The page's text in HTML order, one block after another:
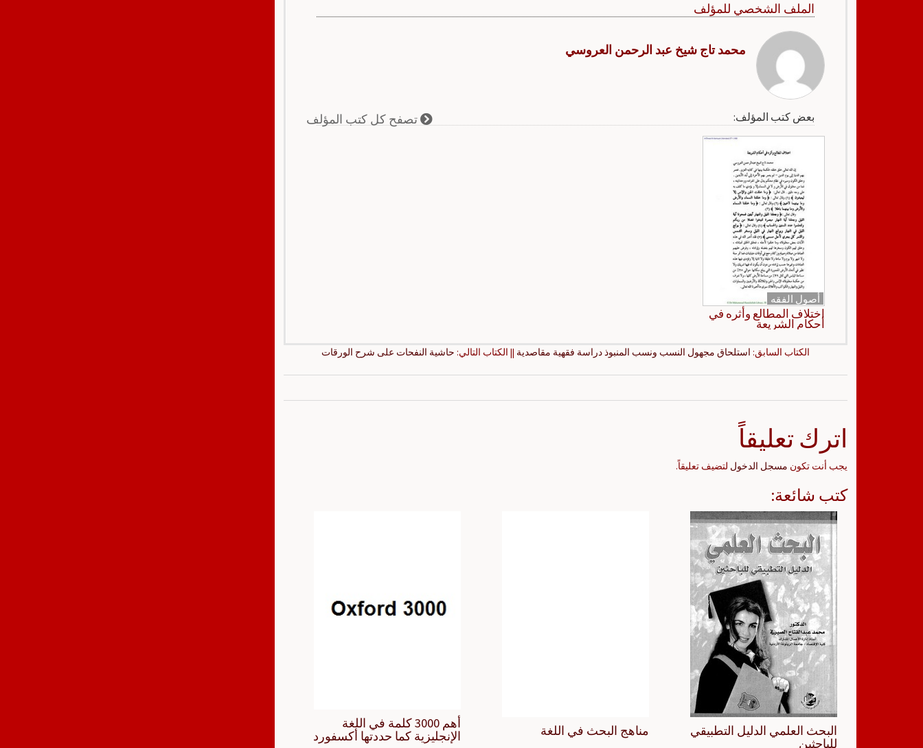
الملف الشخصي للمؤلف
محمد تاج شيخ عبد الرحمن العروسي
بعض كتب المؤلف: تصفح كل كتب المؤلف
أصول الفقه
اختلاف المطالع وأثره في
أحكام الشريعة
الكتاب السابق: استلحاق مجهول النسب ونسب المنبوذ دراسة فقهية مقاصدية || الكتاب التالي: حاشية النفحات على شرح الورقات
اترك تعليقاً
يجب أنت تكون مسجل الدخول لتضيف تعليقاً.
كتب شائعة:
أهم 3000 كلمة في اللغة
الإنجليزية كما حددتها أكسفورد
مناهج البحث في اللغة
البحث العلمي الدليل التطبيقي
للباحثين